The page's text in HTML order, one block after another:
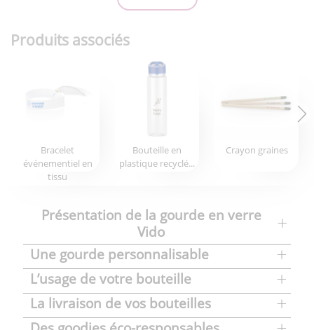
Produits associés
Bracelet
événementiel en
tissu
Bouteille en
plastique recyclé...
Crayon graines
Présentation de la gourde en verre
Vido
Une gourde personnalisable
L’usage de votre bouteille
La livraison de vos bouteilles